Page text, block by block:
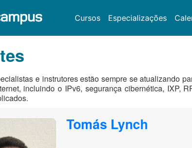
Cursos Especializações
e instrutores estão sempre se atualizando
incluindo o IPv6, segurança cibernética, IXP,
Tomás Lynch